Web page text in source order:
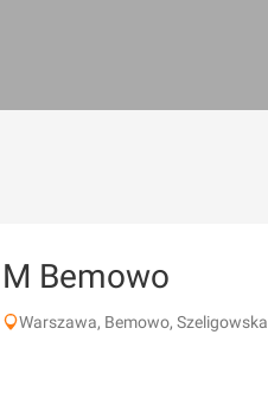
M Bemowo
Warszawa, Bemowo, Szeligowska